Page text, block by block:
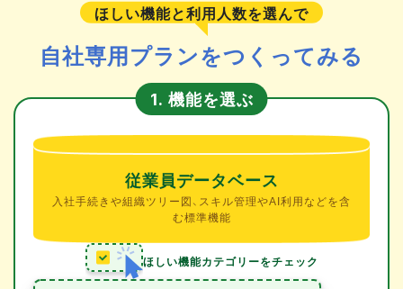
ほしい機能と利用人数を選んで
自社専用プランをつくってみる
1. 機能を選ぶ
従業員データベース
入社手続きや組織ツリー図、スキル管理やAI利用などを含
む標準機能
ほしい機能カテゴリーをチェック